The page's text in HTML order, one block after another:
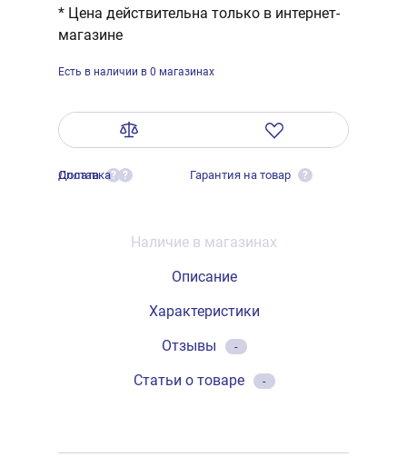
* Цена действительна только в интернет-
магазине
Есть в наличии в 0 магазинах
Оплата ?
Доставка ? Гарантия на товар ?
Наличие в магазинах
Описание
Характеристики
Отзывы
-
Статьи о товаре -